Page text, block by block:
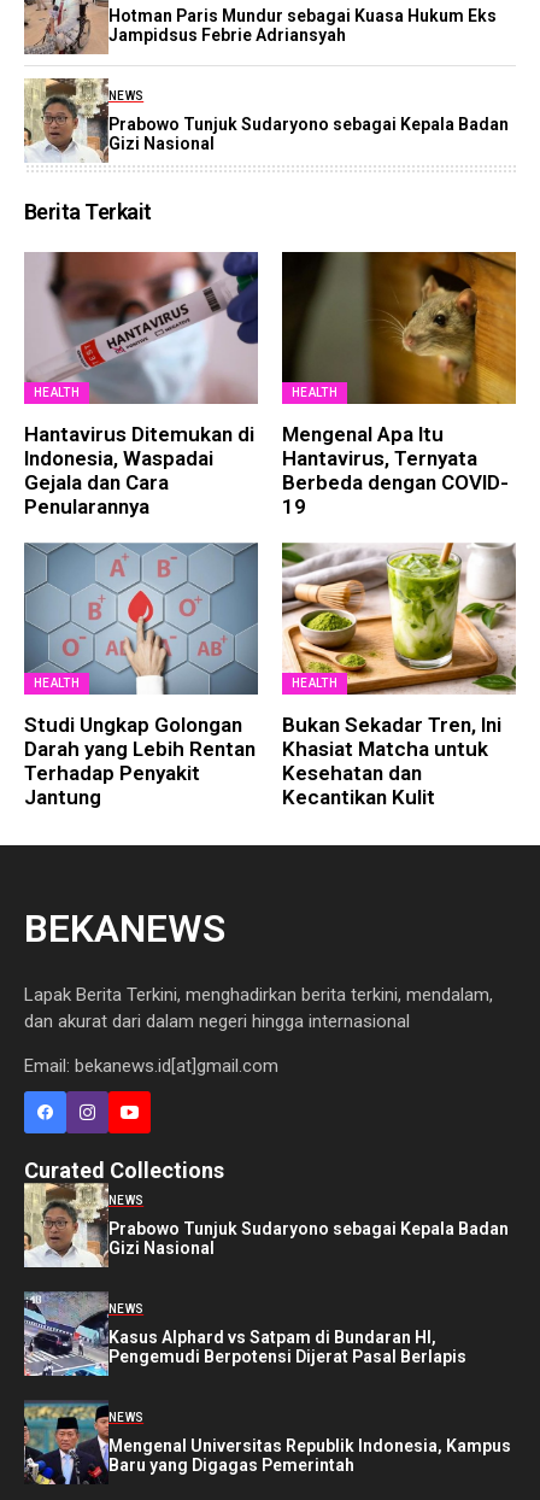
Hotman Paris Mundur sebagai Kuasa Hukum Eks
Jampidsus Febrie Adriansyah
NEWS
Prabowo Tunjuk Sudaryono sebagai Kepala Badan
Gizi Nasional
Berita Terkait
HEALTH
Hantavirus Ditemukan di
Indonesia, Waspadai
Gejala dan Cara
Penularannya
HEALTH
Mengenal Apa Itu
Hantavirus, Ternyata
Berbeda dengan COVID-
19
HEALTH
Studi Ungkap Golongan
Darah yang Lebih Rentan
Terhadap Penyakit
Jantung
HEALTH
Bukan Sekadar Tren, Ini
Khasiat Matcha untuk
Kesehatan dan
Kecantikan Kulit
BEKANEWS
Lapak Berita Terkini, menghadirkan berita terkini, mendalam,
dan akurat dari dalam negeri hingga internasional
Email: bekanews.id[at]gmail.com
Curated Collections
NEWS
Prabowo Tunjuk Sudaryono sebagai Kepala Badan
Gizi Nasional
NEWS
Kasus Alphard vs Satpam di Bundaran HI,
Pengemudi Berpotensi Dijerat Pasal Berlapis
NEWS
Mengenal Universitas Republik Indonesia, Kampus
Baru yang Digagas Pemerintah